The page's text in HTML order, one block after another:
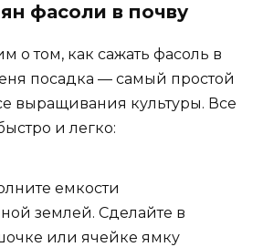
фасоли в почву
о том, как сажать фасоль в
посадка — самый простой
выращивания культуры. Все
и легко:
емкости
землей. Сделайте в
или ячейке ямку